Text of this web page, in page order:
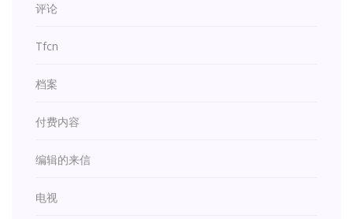
评论
Tfcn
档案
付费内容
编辑的来信
电视